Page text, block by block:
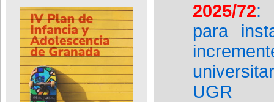
2025/72:
para
UGR